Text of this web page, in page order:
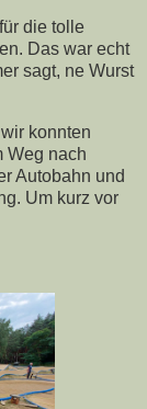
die tolle
Das war echt
sagt, ne Wurst
konnten
Weg nach
Autobahn und
Um kurz vor